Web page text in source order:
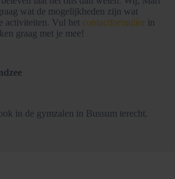
wat de mogelijkheden zijn wat
activiteiten. Vul het contactformulier in
graag met je mee!
in de gymzalen in Bussum terecht.